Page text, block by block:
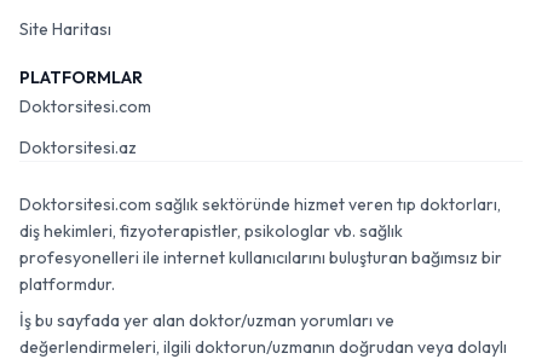
Site Haritası
PLATFORMLAR
Doktorsitesi.com
Doktorsitesi.az
Doktorsitesi.com sağlık sektöründe hizmet veren tıp doktorları,
diş hekimleri, fizyoterapistler, psikologlar vb. sağlık
profesyonelleri ile internet kullanıcılarını buluşturan bağımsız bir
platformdur.
İş bu sayfada yer alan doktor/uzman yorumları ve
değerlendirmeleri, ilgili doktorun/uzmanın doğrudan veya dolaylı